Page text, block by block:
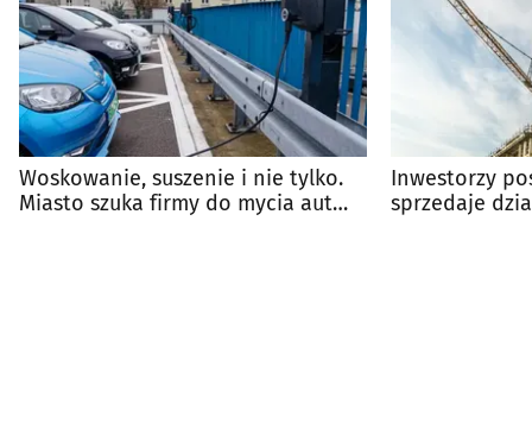
Woskowanie, suszenie i nie tylko.
Miasto szuka firmy do mycia aut
Inwestorzy
sprzedaje